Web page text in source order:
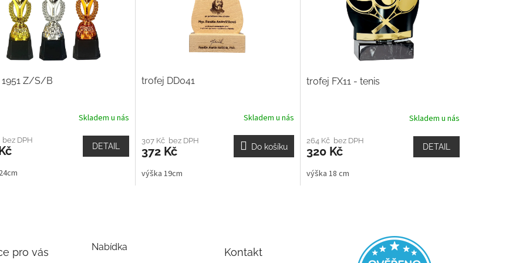
Z/S/B
Skladem u nás
bez DPH
DETAIL
trofej DD041
Skladem u nás
307 Kč bez DPH
372 Kč Do košíku
výška 19cm
trofej FX11 - tenis
Skladem u nás
264 Kč bez DPH
320 Kč DETAIL
výška 18 cm
pro vás Nabídka Kontakt